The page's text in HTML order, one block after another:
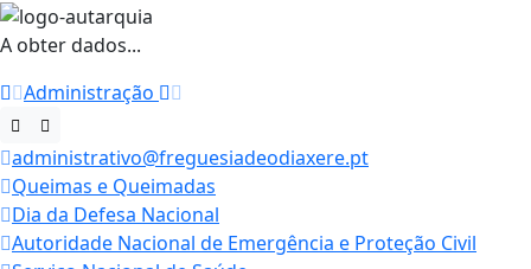
A obter dados...
Administração
administrativo@freguesiadeodiaxere.pt
Queimas e Queimadas
Dia da Defesa Nacional
Autoridade Nacional de Emergência e Proteção Civil